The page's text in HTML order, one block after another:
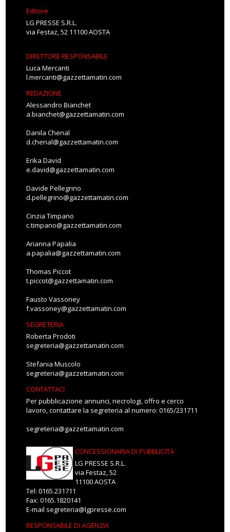
Editore
LG PRESSE S.R.L.
via Festaz, 52 11100 AOSTA
DIRETTORE RESPONSABILE
Luca Mercanti
l.mercanti@gazzettamatin.com
REDAZIONE
Alessandro Bianchet
a.bianchet@gazzettamatin.com
Danila Chenal
d.chenal@gazzettamatin.com
Erika David
e.david@gazzettamatin.com
Davide Pellegrino
d.pellegrino@gazzettamatin.com
Cinzia Timpano
c.timpano@gazzettamatin.com
Arianna Papalia
a.papalia@gazzettamatin.com
Thomas Piccot
t.piccot@gazzettamatin.com
Fausto Vassoney
f.vassoney@gazzettamatin.com
SEGRETERIA
Roberta Prodoti
segreteria@gazzettamatin.com
Stefania Muscolo
segreteria@gazzettamatin.com
CONTATTACI
Per pubblicazione annunci, necrologi, offro e cerco
lavoro, contattare la segreteria al numero: 0165/231711
segreteria@gazzettamatin.com
CONCESSIONARIA DI PUBBLICITÀ
LG PRESSE S.R.L.
via Festaz, 52
11100 AOSTA
Tel: 0165.231711
Fax: 0165.1820141
E-mail segreteria@lgpresse.com
RESPONSABILE DI AGENZIA